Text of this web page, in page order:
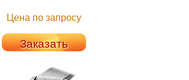
Цена по запросу
Заказать